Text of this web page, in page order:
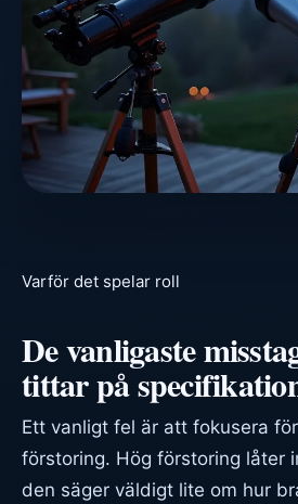
Varför det spelar roll
De vanligaste
tittar på
Ett vanligt fel är att fokusera
förstoring. Hög förstoring låter
den säger väldigt lite om hur